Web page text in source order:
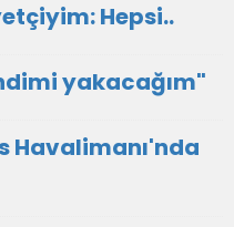
Hepsi..
yakacağım"
Havalimanı'nda